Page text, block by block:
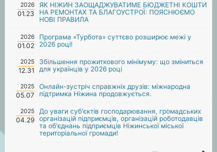
2026
01.23
ЯК НІЖИН ЗАОЩАДЖУВАТИМЕ БЮДЖЕТНІ КОШТИ
НА РЕМОНТАХ ТА БЛАГОУСТРОЇ: ПОЯСНЮЄМО
НОВІ ПРАВИЛА
2026
01.02
Програма «Турбота» суттєво розширює межі у
2026 році!
2025
12.31
Збільшення прожиткового мінімуму: що зміниться
для українців у 2026 році
2025
05.07
Онлайн-зустріч справжніх друзів: міжнародна
підтримка Ніжина продовжується.
2025
04.29
До уваги суб'єктів господарювання, громадських
організацій підприємців, організацій роботодавців
та об'єднань підприємців Ніжинської міської
територіальної громади!